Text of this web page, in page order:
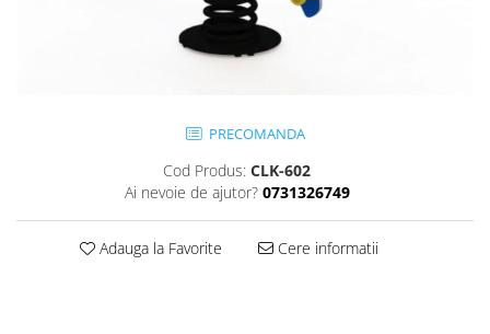
Echipamente de catarat
Echipamente persoane cu
Echipament muzical
Animale din cauciuc
SPORT SI FITNESS
PRECOMANDA
Cod Produs: CLK-602
Ai nevoie de ajutor? 0731326749
Adauga la Favorite Cere informatii